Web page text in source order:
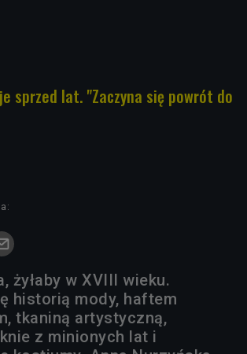
sprzed lat. "Zaczyna się powrót do
żyłaby w XVIII wieku.
historią mody, haftem
tkaniną artystyczną,
z minionych lat i